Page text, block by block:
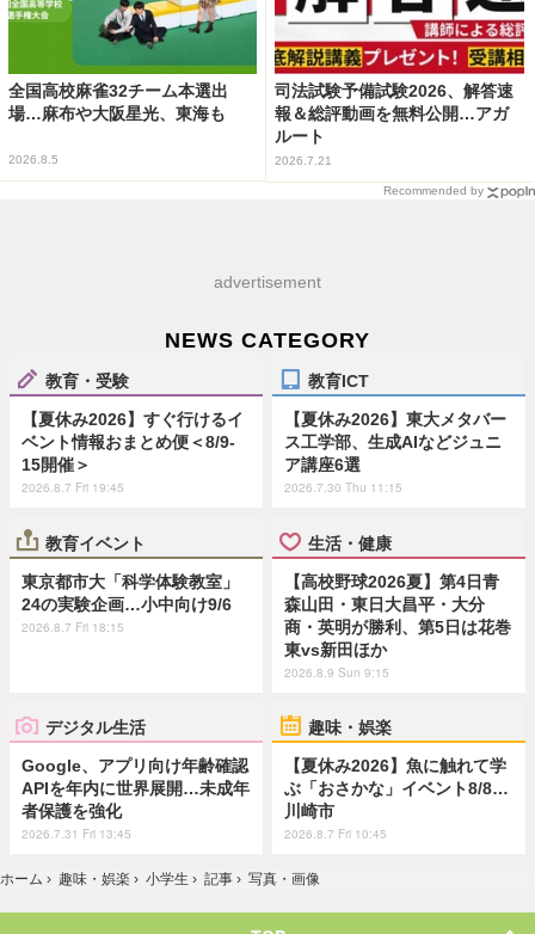
全国高校麻雀32チーム本選出
場…麻布や大阪星光、東海も
2026.8.5
司法試験予備試験2026、解答速
報＆総評動画を無料公開…アガ
ルート
2026.7.21
Recommended by
advertisement
NEWS CATEGORY
教育・受験
【夏休み2026】すぐ行けるイ
ベント情報おまとめ便＜8/9-
15開催＞
2026.8.7 Fri 19:45
教育ICT
【夏休み2026】東大メタバー
ス工学部、生成AIなどジュニ
ア講座6選
2026.7.30 Thu 11:15
教育イベント
東京都市大「科学体験教室」
24の実験企画…小中向け9/6
2026.8.7 Fri 18:15
生活・健康
【高校野球2026夏】第4日青
森山田・東日大昌平・大分
商・英明が勝利、第5日は花巻
東vs新田ほか
2026.8.9 Sun 9:15
デジタル生活
Google、アプリ向け年齢確認
APIを年内に世界展開…未成年
者保護を強化
2026.7.31 Fri 13:45
趣味・娯楽
【夏休み2026】魚に触れて学
ぶ「おさかな」イベント8/8…
川崎市
2026.8.7 Fri 10:45
ホーム › 趣味・娯楽 › 小学生 › 記事 › 写真・画像